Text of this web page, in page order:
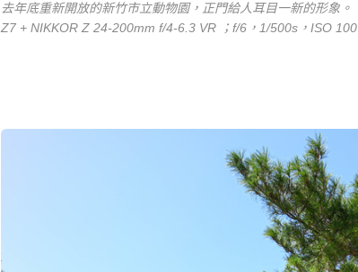
去年底重新開放的新竹市立動物園，正門給人耳目一新的形象。
Z7 + NIKKOR Z 24-200mm f/4-6.3 VR ；f/6，1/500s，ISO 100